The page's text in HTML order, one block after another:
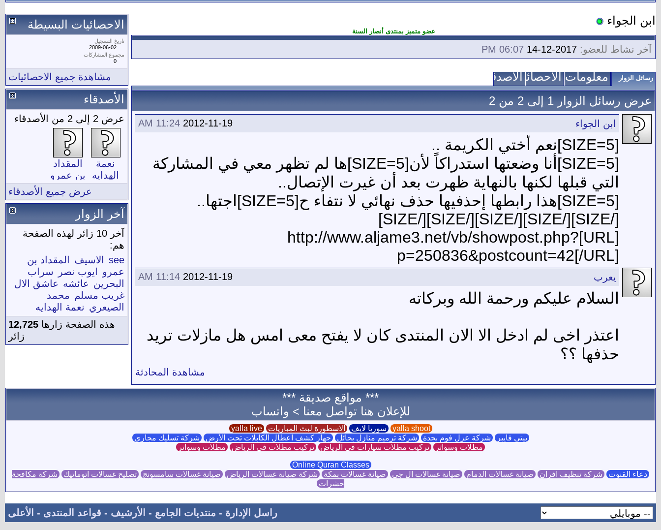
ابن الجواء
عضو متميز بمنتدى أنصار السنة
آخر نشاط للعضو: 06:07 PM
رسائل الزوار معلومات عنيالاحصائياتالأصدقاء
عرض رسائل الزوار 1 إلى
2من2
2012-11-19
11:24 AM ابن الجواء
[SIZE=5]نعم أختي الكريمة ..
[SIZE=5]أنا وضعتها استدراكاً لأن[SIZE=5]ها لم تظهر معي في المشاركة
التي قبلها لكنها بالنهاية ظهرت بعد أن غيرت الإتصال..
[SIZE=5]هذا رابطها إحذفيها حذف نهائي لا نتفاء ح[SIZE=5]اجتها..
[/SIZE][/SIZE][/SIZE][/SIZE][/SIZE]
[URL]http://www.aljame3.net/vb/showpost.php?
p=250836&postcount=42[/URL]
2012-11-19
11:14 AM يعرب
السلام عليكم ورحمة الله وبركاته
اعتذر اخى لم ادخل الا الان المنتدى كان لا يفتح معى امس هل مازلات تريد
حذفها ؟؟
مشاهدة المحادثة
الاحصائيات البسيطة
تاريخ التسجيل
2009-06-02
مجموع المشاركات
0
مشاهدة جميع الاحصائيات
الأصدقاء
عرض 2 إلى 2 من الأصدقاء
نعمة
الهدايه
المقداد
بن عمرو
عرض جميع الأصدقاء
آخر الزوار
آخر 10 زائر لهذه الصفحة
هم:
see
الاسيف
المقداد بن
عمرو
ايوب نصر
سراب
البحرين عائشه عاشق الال
غريب مسلم محمد
الصيعري نعمة الهدايه
هذه الصفحة زارها 12,725
زائر
*** مواقع صديقة ***
للإعلان هنا تواصل معنا > واتساب
yalla shoot سوريا لايف الاسطورة لبث المباريات yalla live
بيتي فايبر شركة عزل فوم بجدة شركة ترميم منازل بحائل جهاز كشف اعطال الكابلات تحت الأرض شركة تسليك مجاري
مظلات وسواتر تركيب مظلات سيارات في الرياض تركيب مظلات في الرياض مظلات وسواتر
Online Quran Classes
دعاء القنوت شركة تنظيف افران صيانة غسالات الدمام صيانة غسالات ال جي صيانة غسالات بمكة شركة صيانة غسالات الرياض صيانة غسالات سامسونج تصليح غسالات اتوماتيك شركة مكافحة
حشرات
راسل الإدارة - منتديات الجامع - الأرشيف - قواعد المنتدى - الأعلى